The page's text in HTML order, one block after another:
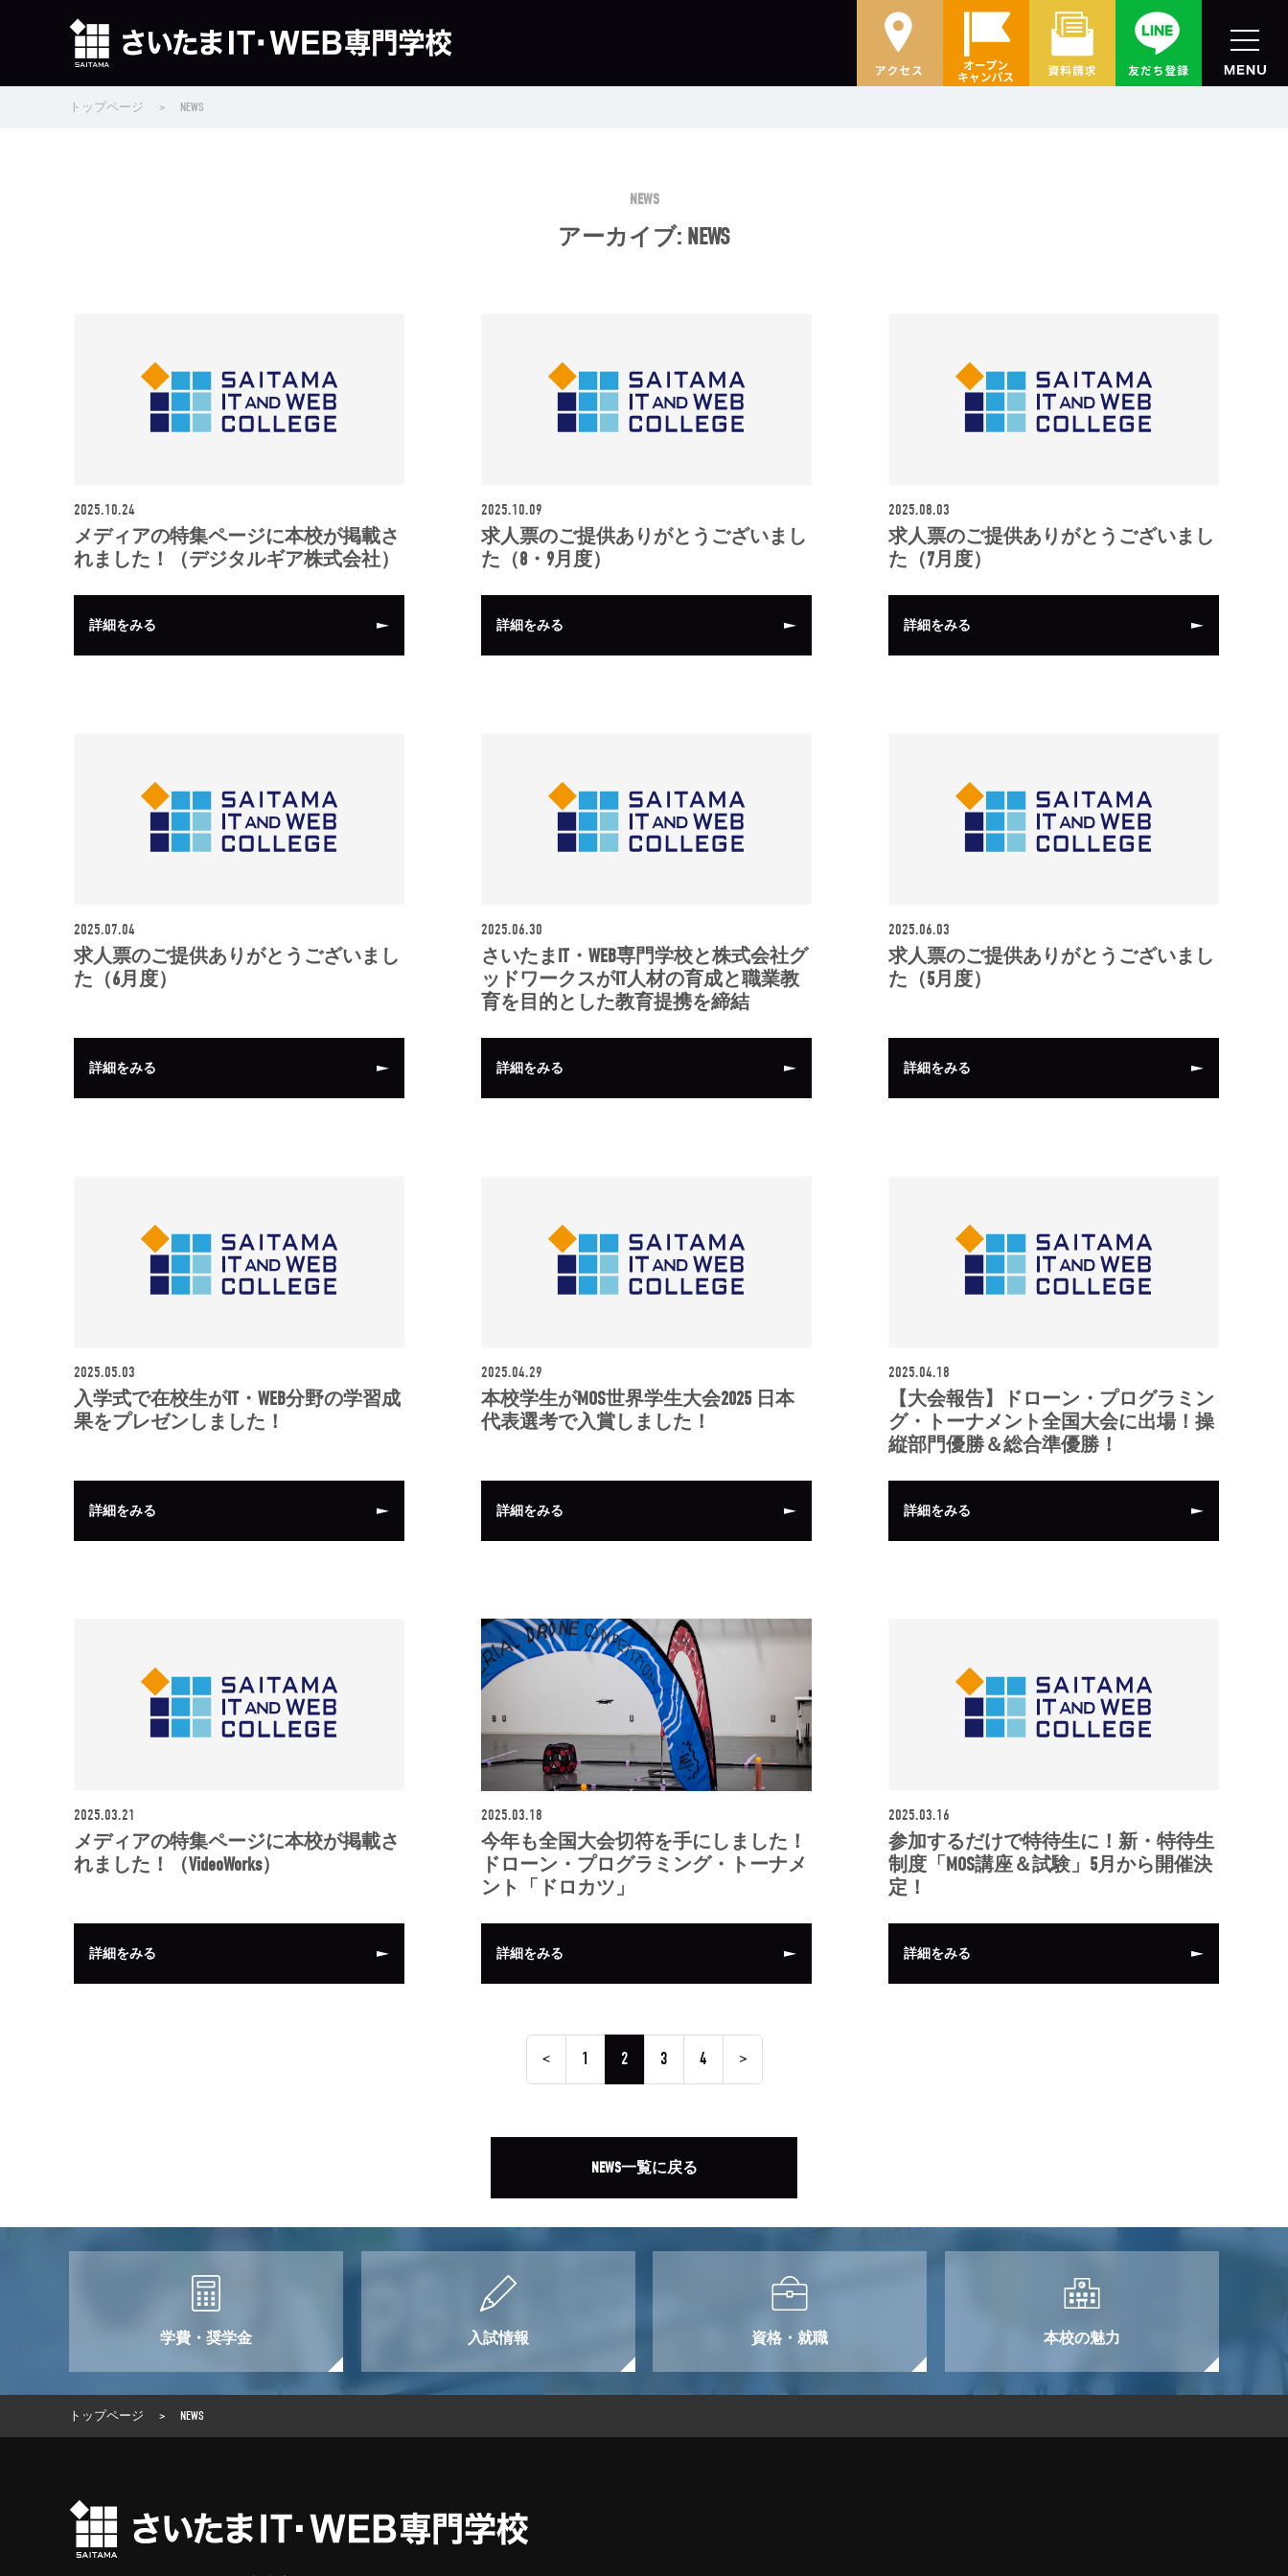
トップページ > NEWS
NEWS
アーカイブ: NEWS
2025.10.24
メディアの特集ページに本校が掲載さ
れました！（デジタルギア株式会社）
詳細をみる
2025.10.09
求人票のご提供ありがとうございまし
た（8・9月度）
詳細をみる
2025.08.03
求人票のご提供ありがとうございまし
た（7月度）
詳細をみる
2025.07.04
求人票のご提供ありがとうございまし
た（6月度）
詳細をみる
2025.06.30
さいたまIT・WEB専門学校と株式会社グ
ッドワークスがIT人材の育成と職業教
育を目的とした教育提携を締結
詳細をみる
2025.06.03
求人票のご提供ありがとうございまし
た（5月度）
詳細をみる
2025.05.03
入学式で在校生がIT・WEB分野の学習成
果をプレゼンしました！
詳細をみる
2025.04.29
本校学生がMOS世界学生大会2025 日本
代表選考で入賞しました！
詳細をみる
2025.04.18
【大会報告】ドローン・プログラミン
グ・トーナメント全国大会に出場！操
縦部門優勝＆総合準優勝！
詳細をみる
2025.03.21
メディアの特集ページに本校が掲載さ
れました！（VideoWorks）
詳細をみる
2025.03.18
今年も全国大会切符を手にしました！
ドローン・プログラミング・トーナメ
ント「ドロカツ」
詳細をみる
2025.03.16
参加するだけで特待生に！新・特待生
制度「MOS講座＆試験」5月から開催決
定！
詳細をみる
< 1 2 3 4 >
NEWS一覧に戻る
学費・奨学金 入試情報 資格・就職 本校の魅力
トップページ > NEWS